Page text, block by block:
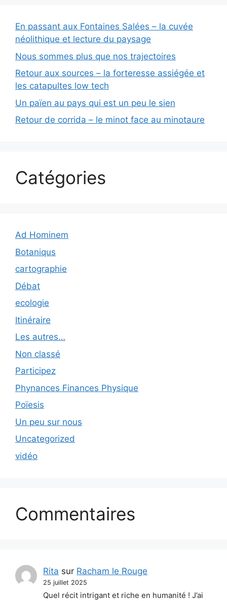
En passant aux Fontaines Salées – la cuvée
néolithique et lecture du paysage
Nous sommes plus que nos trajectoires
Retour aux sources – la forteresse assiégée et
les catapultes low tech
Un païen au pays qui est un peu le sien
Retour de corrida – le minot face au minotaure
Catégories
Ad Hominem
Botaniqus
cartographie
Débat
ecologie
Itinéraire
Les autres…
Non classé
Participez
Phynances Finances Physique
Poïesis
Un peu sur nous
Uncategorized
vidéo
Commentaires
Rita sur Racham le Rouge
25 juillet 2025
Quel récit intrigant et riche en humanité ! J’ai